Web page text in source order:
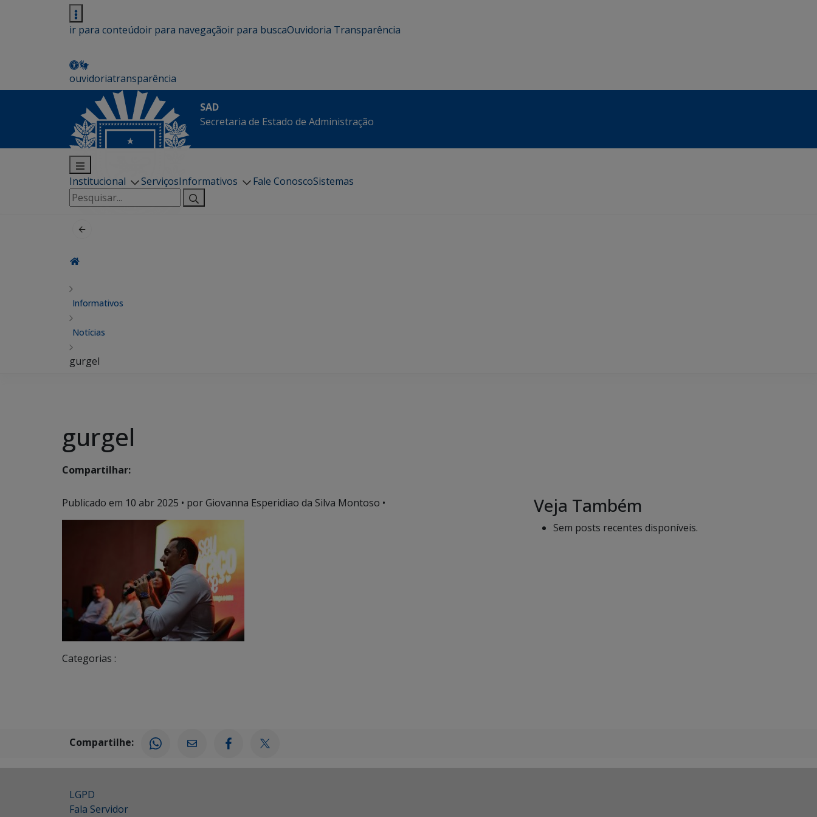
ir para conteúdoir para navegaçãoir para buscaOuvidoria Transparência
ouvidoriatransparência
SAD
Secretaria de Estado de Administração
Institucional ServiçosInformativos Fale ConoscoSistemas
Pesquisar
por:
Informativos
Notícias
gurgel
gurgel
Compartilhar:
Publicado em 10 abr 2025 • por Giovanna Esperidiao da Silva Montoso •
Categorias :
Veja Também
Sem posts recentes disponíveis.
Compartilhe:
LGPD
Fala Servidor